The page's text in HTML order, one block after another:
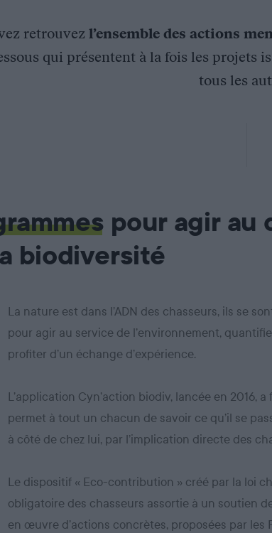
retrouvez l’ensemble des actions
qui présentent à la fois les projets
tous les
pour agir au
biodiversité
La nature est dans l’ADN des chasseurs, ils se
pour agir au service de l’environnement,
profiter d’un échange d’expérience.
L’application Cyn’action biodiv, lancée en 2016,
permet à tout un chacun de savoir ce qu’il se
à côté de chez lui, par l’implication directe des
Le dispositif « Eco-contribution » créé par la loi
obligatoire des chasseurs assortie à un soutien
en œuvre d’actions concrètes, proposées par les